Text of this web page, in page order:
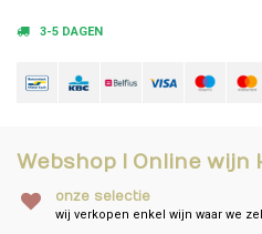
3-5 DAGEN
Webshop I Online wijn
onze selectie
wij verkopen enkel wijn waar we